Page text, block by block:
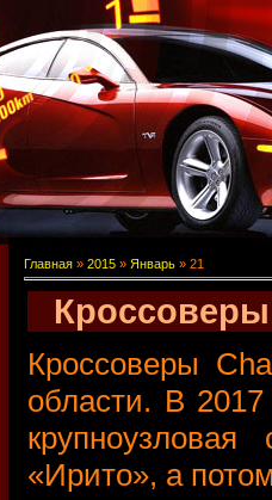
Главная » 2015 » Январь » 21
Кроссоверы
области. В
«Ирито», а